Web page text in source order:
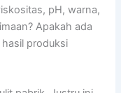
pH, warna,
Apakah ada
produksi